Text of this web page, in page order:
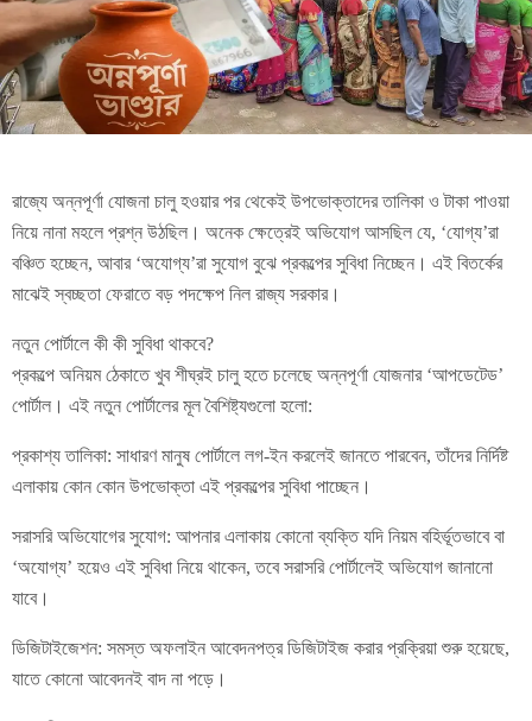
রাজ্যে অন্নপূর্ণা যোজনা চালু হওয়ার পর থেকেই উপভোক্তাদের তালিকা ও টাকা পাওয়া
নিয়ে নানা মহলে প্রশ্ন উঠছিল। অনেক ক্ষেত্রেই অভিযোগ আসছিল যে, ‘যোগ্য’রা
বঞ্চিত হচ্ছেন, আবার ‘অযোগ্য’রা সুযোগ বুঝে প্রকল্পের সুবিধা নিচ্ছেন। এই বিতর্কের
মাঝেই স্বচ্ছতা ফেরাতে বড় পদক্ষেপ নিল রাজ্য সরকার।
নতুন পোর্টালে কী কী সুবিধা থাকবে?
প্রকল্পে অনিয়ম ঠেকাতে খুব শীঘ্রই চালু হতে চলেছে অন্নপূর্ণা যোজনার ‘আপডেটেড’
পোর্টাল। এই নতুন পোর্টালের মূল বৈশিষ্ট্যগুলো হলো:
প্রকাশ্য তালিকা: সাধারণ মানুষ পোর্টালে লগ-ইন করলেই জানতে পারবেন, তাঁদের নির্দিষ্ট
এলাকায় কোন কোন উপভোক্তা এই প্রকল্পের সুবিধা পাচ্ছেন।
সরাসরি অভিযোগের সুযোগ: আপনার এলাকায় কোনো ব্যক্তি যদি নিয়ম বহির্ভূতভাবে বা
‘অযোগ্য’ হয়েও এই সুবিধা নিয়ে থাকেন, তবে সরাসরি পোর্টালেই অভিযোগ জানানো
যাবে।
ডিজিটাইজেশন: সমস্ত অফলাইন আবেদনপত্র ডিজিটাইজ করার প্রক্রিয়া শুরু হয়েছে,
যাতে কোনো আবেদনই বাদ না পড়ে।